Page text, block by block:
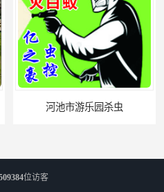
河池市游乐园杀虫
位访客